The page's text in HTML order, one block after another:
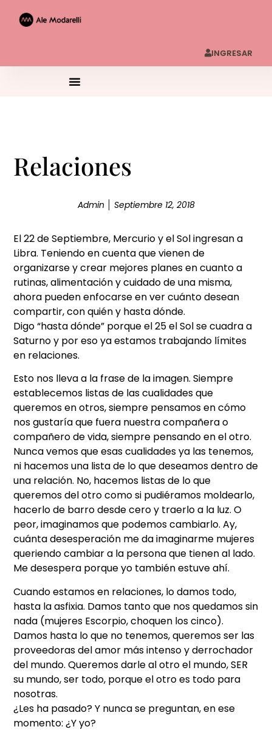
INGRESAR
Relaciones
Admin Septiembre 12, 2018
El 22 de Septiembre, Mercurio y el Sol ingresan a
Libra. Teniendo en cuenta que vienen de
organizarse y crear mejores planes en cuanto a
rutinas, alimentación y cuidado de una misma,
ahora pueden enfocarse en ver cuánto desean
compartir, con quién y hasta dónde.
Digo “hasta dónde” porque el 25 el Sol se cuadra a
Saturno y por eso ya estamos trabajando límites
en relaciones.
Esto nos lleva a la frase de la imagen. Siempre
establecemos listas de las cualidades que
queremos en otros, siempre pensamos en cómo
nos gustaría que fuera nuestra compañera o
compañero de vida, siempre pensando en el otro.
Nunca vemos que esas cualidades ya las tenemos,
ni hacemos una lista de lo que deseamos dentro de
una relación. No, hacemos listas de lo que
queremos del otro como si pudiéramos moldearlo,
hacerlo de barro desde cero y traerlo a la luz. O
peor, imaginamos que podemos cambiarlo. Ay,
cuánta desesperación me da imaginarme mujeres
queriendo cambiar a la persona que tienen al lado.
Me desespera porque yo también estuve ahí.
Cuando estamos en relaciones, lo damos todo,
hasta la asfixia. Damos tanto que nos quedamos sin
nada (mujeres Escorpio, choquen los cinco).
Damos hasta lo que no tenemos, queremos ser las
proveedoras del amor más intenso y derrochador
del mundo. Queremos darle al otro el mundo, SER
su mundo, ser todo, porque el otro es todo para
nosotras.
¿Les ha pasado? Y nunca se preguntan, en ese
momento: ¿Y yo?